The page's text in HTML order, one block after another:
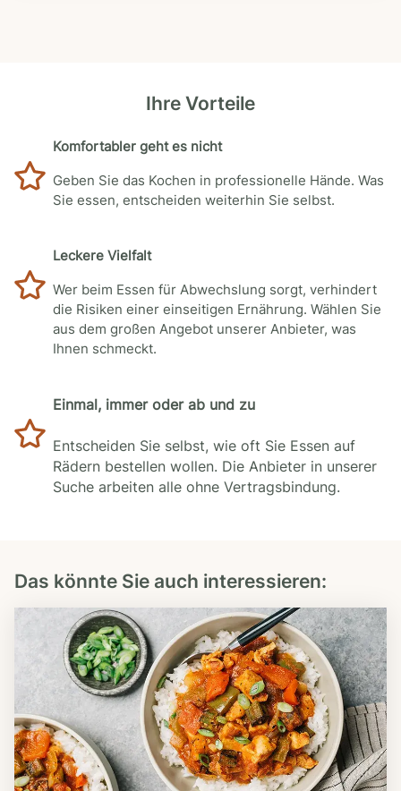
Ihre Vorteile
Komfortabler geht es nicht
Geben Sie das Kochen in professionelle Hände. Was
Sie essen, entscheiden weiterhin Sie selbst.
Leckere Vielfalt
Wer beim Essen für Abwechslung sorgt, verhindert
die Risiken einer einseitigen Ernährung. Wählen Sie
aus dem großen Angebot unserer Anbieter, was
Ihnen schmeckt.
Einmal, immer oder ab und zu
Entscheiden Sie selbst, wie oft Sie Essen auf
Rädern bestellen wollen. Die Anbieter in unserer
Suche arbeiten alle ohne Vertragsbindung.
Das könnte Sie auch interessieren: